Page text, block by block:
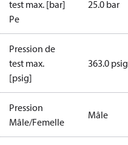
test max. [bar]
Pe
25.0 bar
Pression de
test max.
[psig]
363.0 psig
Pression
Mâle/Femelle
Mâle